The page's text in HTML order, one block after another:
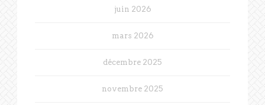
juin 2026
mars 2026
décembre 2025
novembre 2025